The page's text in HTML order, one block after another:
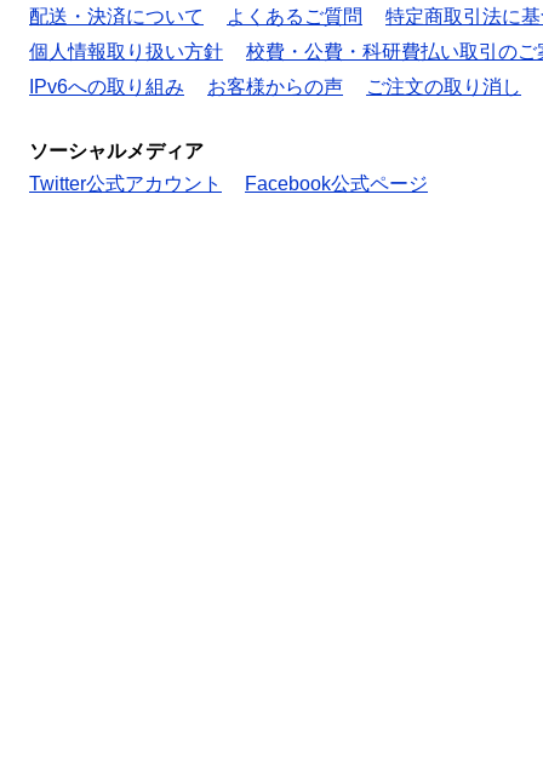
配送・決済について
よくあるご質問
特定商取引法に
個人情報取り扱い方針
校費・公費・科研費払い取引のご
IPv6への取り組み
お客様からの声 ご注文の取り消し
ソーシャルメディア
Twitter公式アカウント
Facebook公式ページ